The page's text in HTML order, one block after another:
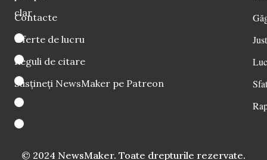
clar
Contacte
Oferte de lucru
Reguli de citare
Susțineți NewsMaker pe Patreon
© 2024 NewsMaker. Toate drepturile rezervate.